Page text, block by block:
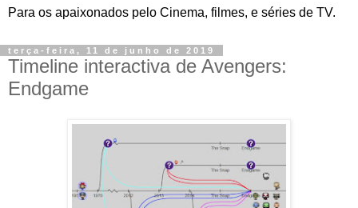
Para os apaixonados pelo Cinema, filmes, e séries de TV.
terça-feira, 11 de junho de 2019
Timeline interactiva de Avengers:
Endgame